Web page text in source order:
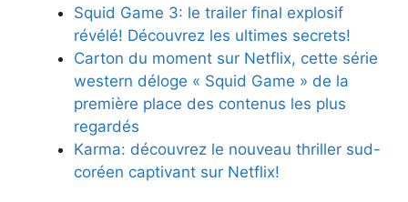
Squid Game 3: le trailer final explosif
révélé! Découvrez les ultimes secrets!
Carton du moment sur Netflix, cette série
western déloge « Squid Game » de la
première place des contenus les plus
regardés
Karma: découvrez le nouveau thriller sud-
coréen captivant sur Netflix!